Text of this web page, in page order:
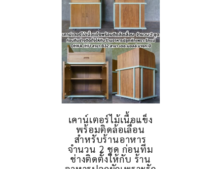
เคาน์เตอร์ไม้เนื้อแข็ง
พร้อมติดล้อเลื่อน
สำหรับร้านอาหาร
จำนวน 2 ชุด ก่อนทีม
ช่างติดตั้งให้กับ ร้าน